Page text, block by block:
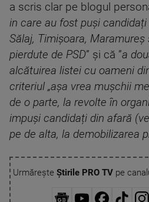
a scris clar pe blogul
in care au fost puși
Sălaj, Timișoara,
pierdute de PSD” și că ”a
alcătuirea listei cu oameni
criteriul „așa vrea mușchii
de o parte, la revolte în
impuși candidați din afară
pe de alta, la demobilizarea
Urmărește Știrile PRO TVpe